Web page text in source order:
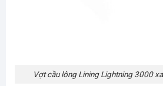
Vợt cầu lông Lining Lightning 3000